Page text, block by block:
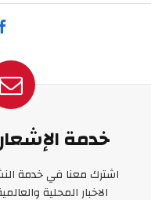
خدمة
اشترك معنا في خدمة
الاخبار المحلية